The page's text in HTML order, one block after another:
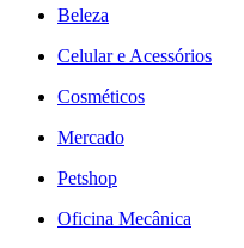
Beleza
Celular e Acessórios
Cosméticos
Mercado
Petshop
Oficina Mecânica